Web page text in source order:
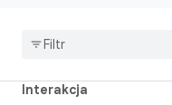
Grafiki
Interakcja